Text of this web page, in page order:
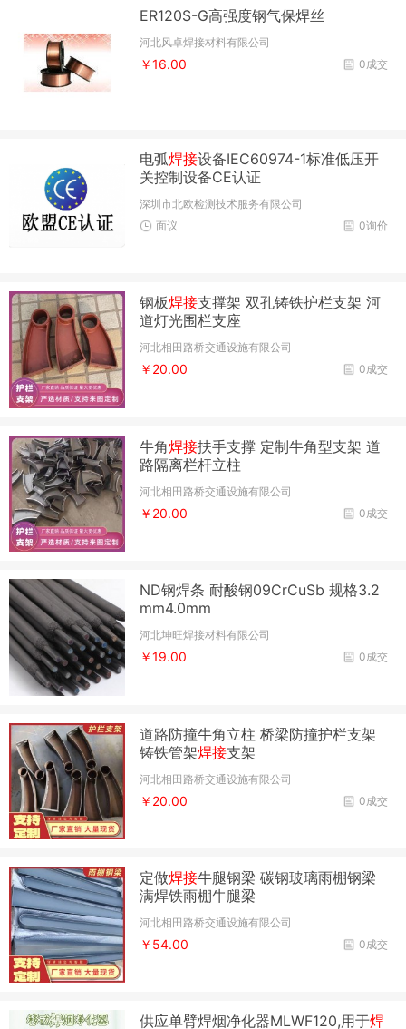
ER120S-G高强度钢气保焊丝
河北风卓焊接材料有限公司
0成交
￥16.00
电弧焊接设备IEC60974-1标准低压开
关控制设备CE认证
深圳市北欧检测技术服务有限公司
0询价
面议
钢板焊接支撑架 双孔铸铁护栏支架 河
道灯光围栏支座
河北相田路桥交通设施有限公司
0成交
￥20.00
牛角焊接扶手支撑 定制牛角型支架 道
路隔离栏杆立柱
河北相田路桥交通设施有限公司
0成交
￥20.00
ND钢焊条 耐酸钢09CrCuSb 规格3.2
mm4.0mm
河北坤旺焊接材料有限公司
0成交
￥19.00
道路防撞牛角立柱 桥梁防撞护栏支架
铸铁管架焊接支架
河北相田路桥交通设施有限公司
0成交
￥20.00
定做焊接牛腿钢梁 碳钢玻璃雨棚钢梁
满焊铁雨棚牛腿梁
河北相田路桥交通设施有限公司
0成交
￥54.00
供应单臂焊烟净化器MLWF120,用于焊